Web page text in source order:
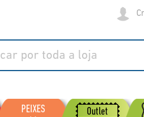
PEIXES Outlet